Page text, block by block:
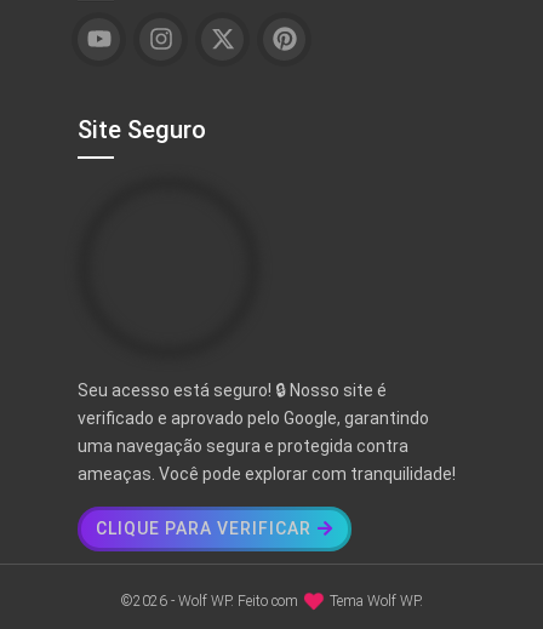
Site Seguro
Seu acesso está seguro! 🔒 Nosso site é
verificado e aprovado pelo Google, garantindo
uma navegação segura e protegida contra
ameaças. Você pode explorar com tranquilidade!
CLIQUE PARA VERIFICAR
©2026 - Wolf WP. Feito com Tema Wolf WP.